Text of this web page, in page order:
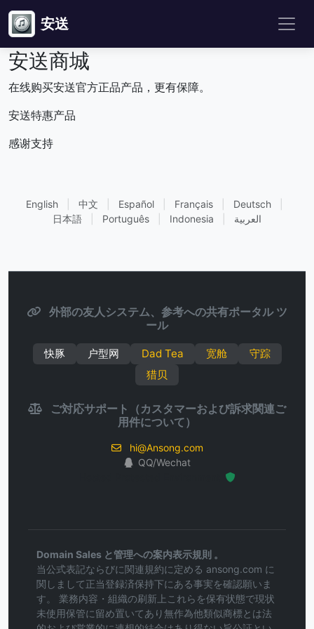
安送
安送商城
在线购买安送官方正品产品，更有保障。
安送特惠产品
感谢支持
English 中文 Español Français Deutsch
日本語
Português Indonesia العربية
外部の友人システム、参考への共有ポータル ツ
ール
快豚 户型网 Dad Tea 宽舱
守踪
猎贝
ご対応サポート（カスタマーおよび訴求関連ご
用件について）
hi@Ansong.com
QQ/Wechat
Domain Sales と管理への案内表示規則 。
当公式表記ならびに関連規約に定める ansong.com に
関しまして正当登録済保持下にある事実を確認願いま
す。 業務内容・組織の刷新上これらを保有状態で現状
未使用保管に留め置いてあり無作為他類似商標とは法